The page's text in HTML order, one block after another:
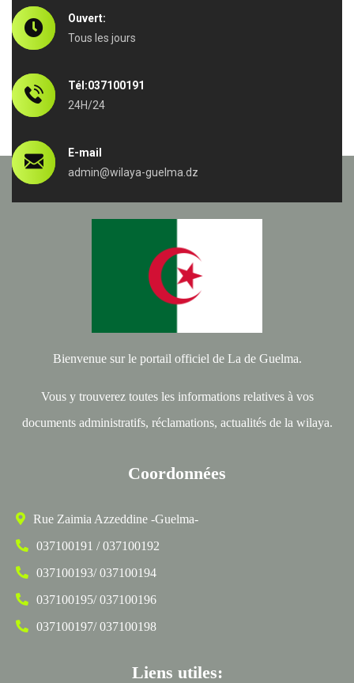
Ouvert:
Tous les jours
Tél:037100191
24H/24
E-mail
admin@wilaya-guelma.dz
Bienvenue sur le portail officiel de La de Guelma.
Vous y trouverez toutes les informations relatives à vos
documents administratifs, réclamations, actualités de la wilaya.
Coordonnées
Rue Zaimia Azzeddine -Guelma-
037100191 / 037100192
037100193/ 037100194
037100195/ 037100196
037100197/ 037100198
Liens utiles: